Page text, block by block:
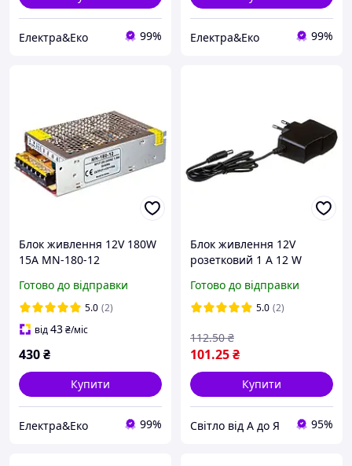
Електра&Еко 99% Електра&Еко 99%
Блок живлення 12V 180W
15A MN-180-12
Готово до відправки
5.0 (2)
від43₴/міс
430₴
Купити
Електра&Еко 99%
Блок живлення 12V
розетковий 1 А 12 W
Готово до відправки
5.0 (2)
101.25₴
112.50 ₴
Купити
Світло від А до Я 95%